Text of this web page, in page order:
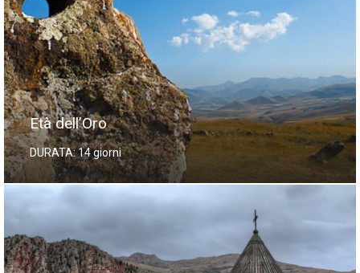
Età dell’Oro
DURATA: 14 giorni